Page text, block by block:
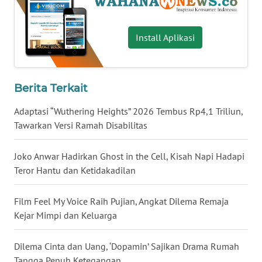
Install Aplikasi
Berita Terkait
Adaptasi “Wuthering Heights” 2026 Tembus Rp4,1 Triliun,
Tawarkan Versi Ramah Disabilitas
Joko Anwar Hadirkan Ghost in the Cell, Kisah Napi Hadapi
Teror Hantu dan Ketidakadilan
Film Feel My Voice Raih Pujian, Angkat Dilema Remaja
Kejar Mimpi dan Keluarga
Dilema Cinta dan Uang, ‘Dopamin’ Sajikan Drama Rumah
WN
BABEL
WN
SUMSEL
BENGKULU
LAMPUNG
WN
JATENG